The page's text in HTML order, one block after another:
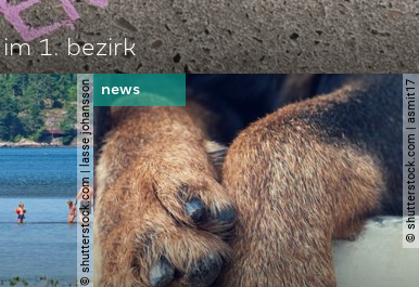
1. bezirk
© shutterstock.com | lasse johansson © shutterstock.com | asmit17